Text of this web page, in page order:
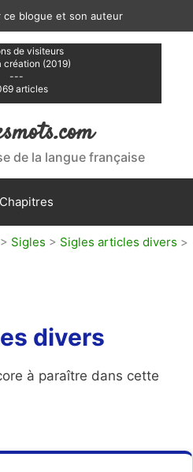
ce blogue et son auteur
de visiteurs
création (2019)
---
articles
de la langue française
Chapitres
> Sigles > Sigles articles divers >
divers
à paraître dans cette